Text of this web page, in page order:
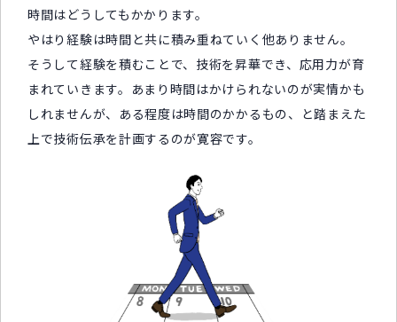
時間はどうしてもかかります。
やはり経験は時間と共に積み重ねていく他ありません。
そうして経験を積むことで、技術を昇華でき、応用力が育
まれていきます。あまり時間はかけられないのが実情かも
しれませんが、ある程度は時間のかかるもの、と踏まえた
上で技術伝承を計画するのが寛容です。